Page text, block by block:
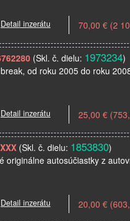
Detail inzerátu 70,00 € (2
(Skl. č. dielu: 1973234)
od roku 2005 do roku
Detail inzerátu 25,00 €
(Skl. č. dielu: 1853830)
originálne autosúčiastky z
Detail inzerátu 20,00 €